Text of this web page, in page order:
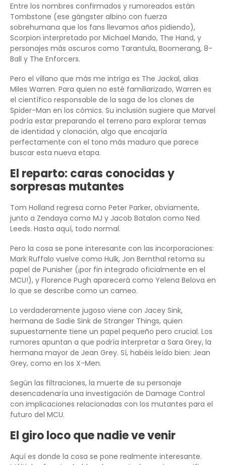
Entre los nombres confirmados y rumoreados están
Tombstone (ese gángster albino con fuerza
sobrehumana que los fans llevamos años pidiendo),
Scorpion interpretado por Michael Mando, The Hand, y
personajes más oscuros como Tarantula, Boomerang, 8-
Ball y The Enforcers.
Pero el villano que más me intriga es The Jackal, alias
Miles Warren. Para quien no esté familiarizado, Warren es
el científico responsable de la saga de los clones de
Spider-Man en los cómics. Su inclusión sugiere que Marvel
podría estar preparando el terreno para explorar temas
de identidad y clonación, algo que encajaría
perfectamente con el tono más maduro que parece
buscar esta nueva etapa.
El reparto: caras conocidas y
sorpresas mutantes
Tom Holland regresa como Peter Parker, obviamente,
junto a Zendaya como MJ y Jacob Batalon como Ned
Leeds. Hasta aquí, todo normal.
Pero la cosa se pone interesante con las incorporaciones:
Mark Ruffalo vuelve como Hulk, Jon Bernthal retoma su
papel de Punisher (¡por fin integrado oficialmente en el
MCU!), y Florence Pugh aparecerá como Yelena Belova en
lo que se describe como un cameo.
Lo verdaderamente jugoso viene con Jacey Sink,
hermana de Sadie Sink de Stranger Things, quien
supuestamente tiene un papel pequeño pero crucial. Los
rumores apuntan a que podría interpretar a Sara Grey, la
hermana mayor de Jean Grey. Sí, habéis leído bien: Jean
Grey, como en los X-Men.
Según las filtraciones, la muerte de su personaje
desencadenaría una investigación de Damage Control
con implicaciones relacionadas con los mutantes para el
futuro del MCU.
El giro loco que nadie ve venir
Aquí es donde la cosa se pone realmente interesante.